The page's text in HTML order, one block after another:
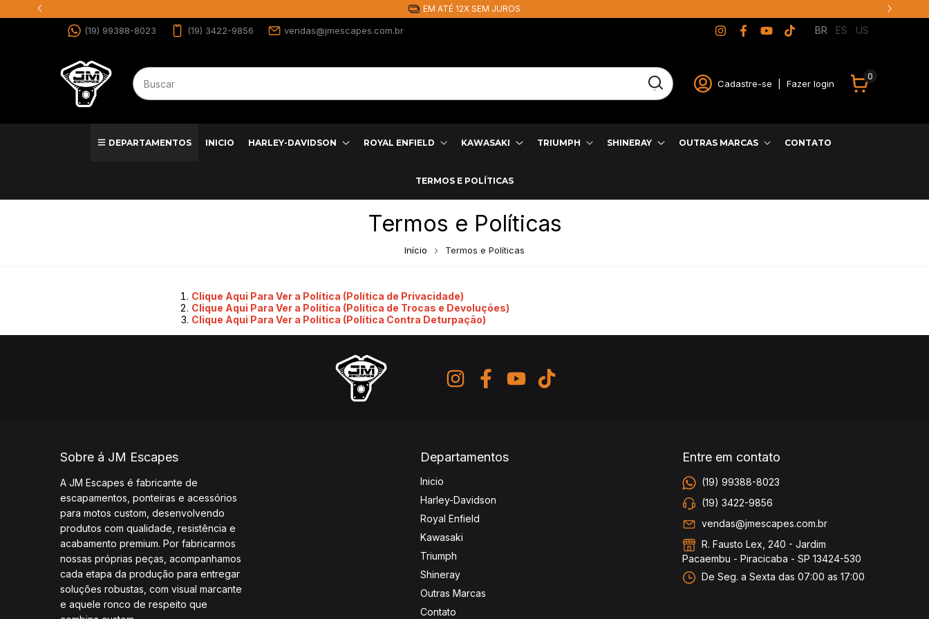
EM ATÉ 12X SEM JUROS
(19) 99388-8023 (19) 3422-9856 vendas@jmescapes.com.br BR ES US
Cadastre-se Fazer login
0
DEPARTAMENTOS INICIO HARLEY-DAVIDSON ROYAL ENFIELD KAWASAKI TRIUMPH SHINERAY OUTRAS MARCAS CONTATO
TERMOS E POLÍTICAS
Termos e Políticas
Início Termos e Políticas
Clique Aqui Para Ver a Política (Política de Privacidade)
Clique Aqui Para Ver a Política (Política de Trocas e Devoluções)
Clique Aqui Para Ver a Política (Política Contra Deturpação)
Sobre á JM Escapes
A JM Escapes é fabricante de
escapamentos, ponteiras e acessórios
para motos custom, desenvolvendo
produtos com qualidade, resistência e
acabamento premium. Por fabricarmos
nossas próprias peças, acompanhamos
cada etapa da produção para entregar
soluções robustas, com visual marcante
e aquele ronco de respeito que
Departamentos
Inicio
Harley-Davidson
Royal Enfield
Kawasaki
Triumph
Shineray
Outras Marcas
Contato
Entre em contato
(19) 99388-8023
(19) 3422-9856
vendas@jmescapes.com.br
R. Fausto Lex, 240 - Jardim
Pacaembu - Piracicaba - SP 13424-530
De Seg. a Sexta das 07:00 as 17:00